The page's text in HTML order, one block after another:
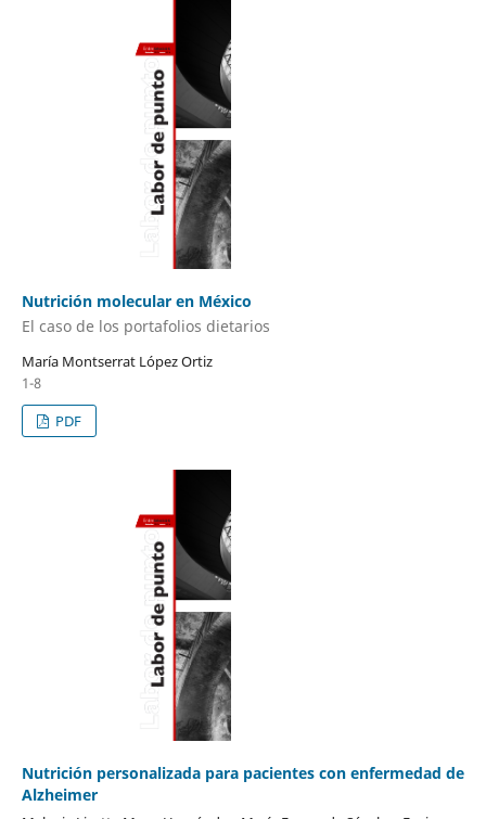
Nutrición molecular en México
El caso de los portafolios dietarios
María Montserrat López Ortiz
1-8
PDF
Nutrición personalizada para pacientes con enfermedad de
Alzheimer